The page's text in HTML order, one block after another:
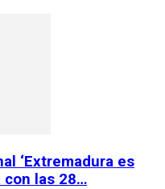
‘Extremadura es
con las 28…